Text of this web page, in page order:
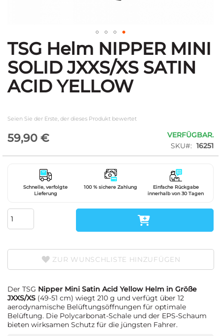
Zum
Anfang
der
Bildgalerie
springen
TSG Helm NIPPER MINI
SOLID JXXS/XS SATIN
ACID YELLOW
Seien Sie der Erste, der dieses Produkt bewertet
59,90 €
VERFÜGBAR.
SKU
16251
Schnelle, verfolgte
Lieferung
100 % sichere Zahlung
Einfache Rückgabe
innerhalb von 30 Tagen
ZUR WUNSCHLISTE HINZUFÜGEN
Der TSG Nipper Mini Satin Acid Yellow Helm in Größe
JXXS/XS (49-51 cm) wiegt 210 g und verfügt über 12
aerodynamische Belüftungsöffnungen für optimale
Belüftung. Die Polycarbonat-Schale und der EPS-Schaum
bieten wirksamen Schutz für die jüngsten Fahrer.